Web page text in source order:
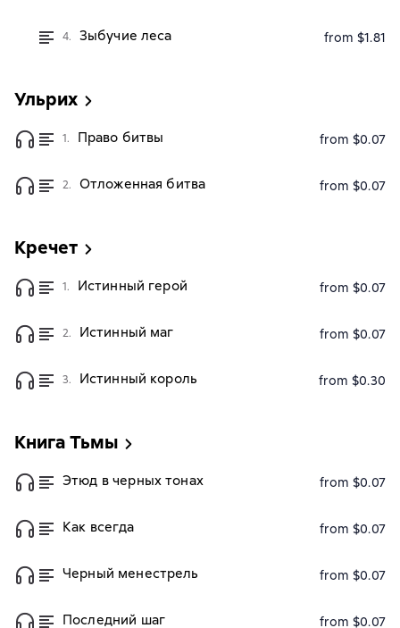
4. Зыбучие леса from $1.81
Ульрих
1. Право битвы from $0.07
2. Отложенная битва from $0.07
Кречет
1. Истинный герой from $0.07
2. Истинный маг from $0.07
3. Истинный король from $0.30
Книга Тьмы
Этюд в черных тонах from $0.07
Как всегда from $0.07
Черный менестрель from $0.07
Последний шаг from $0.07